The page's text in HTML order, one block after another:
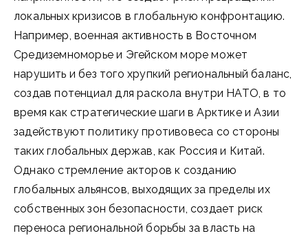
локальных кризисов в глобальную конфронтацию.
Например, военная активность в Восточном
Средиземноморье и Эгейском море может
нарушить и без того хрупкий региональный баланс,
создав потенциал для раскола внутри НАТО, в то
время как стратегические шаги в Арктике и Азии
задействуют политику противовеса со стороны
таких глобальных держав, как Россия и Китай.
Однако стремление акторов к созданию
глобальных альянсов, выходящих за пределы их
собственных зон безопасности, создает риск
переноса региональной борьбы за власть на